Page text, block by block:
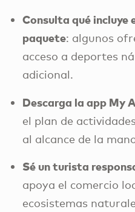
Consulta qué incluye
paquete: algunos
acceso a deportes
adicional.
Descarga la app My
el plan de
al alcance de la
Sé un turista
apoya el comercio
ecosistemas